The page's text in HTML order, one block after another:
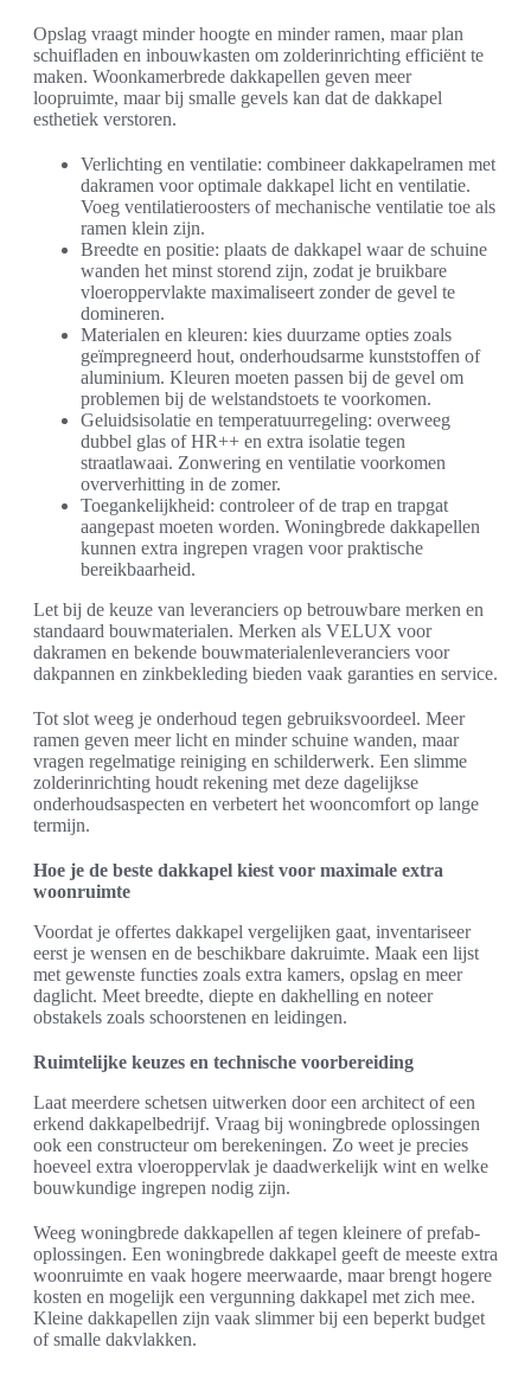
Opslag vraagt minder hoogte en minder ramen, maar plan
schuifladen en inbouwkasten om zolderinrichting efficiënt te
maken. Woonkamerbrede dakkapellen geven meer
loopruimte, maar bij smalle gevels kan dat de dakkapel
esthetiek verstoren.
Verlichting en ventilatie: combineer dakkapelramen met
dakramen voor optimale dakkapel licht en ventilatie.
Voeg ventilatieroosters of mechanische ventilatie toe als
ramen klein zijn.
Breedte en positie: plaats de dakkapel waar de schuine
wanden het minst storend zijn, zodat je bruikbare
vloeroppervlakte maximaliseert zonder de gevel te
domineren.
Materialen en kleuren: kies duurzame opties zoals
geïmpregneerd hout, onderhoudsarme kunststoffen of
aluminium. Kleuren moeten passen bij de gevel om
problemen bij de welstandstoets te voorkomen.
Geluidsisolatie en temperatuurregeling: overweeg
dubbel glas of HR++ en extra isolatie tegen
straatlawaai. Zonwering en ventilatie voorkomen
oververhitting in de zomer.
Toegankelijkheid: controleer of de trap en trapgat
aangepast moeten worden. Woningbrede dakkapellen
kunnen extra ingrepen vragen voor praktische
bereikbaarheid.
Let bij de keuze van leveranciers op betrouwbare merken en
standaard bouwmaterialen. Merken als VELUX voor
dakramen en bekende bouwmaterialenleveranciers voor
dakpannen en zinkbekleding bieden vaak garanties en service.
Tot slot weeg je onderhoud tegen gebruiksvoordeel. Meer
ramen geven meer licht en minder schuine wanden, maar
vragen regelmatige reiniging en schilderwerk. Een slimme
zolderinrichting houdt rekening met deze dagelijkse
onderhoudsaspecten en verbetert het wooncomfort op lange
termijn.
Hoe je de beste dakkapel kiest voor maximale extra
woonruimte
Voordat je offertes dakkapel vergelijken gaat, inventariseer
eerst je wensen en de beschikbare dakruimte. Maak een lijst
met gewenste functies zoals extra kamers, opslag en meer
daglicht. Meet breedte, diepte en dakhelling en noteer
obstakels zoals schoorstenen en leidingen.
Ruimtelijke keuzes en technische voorbereiding
Laat meerdere schetsen uitwerken door een architect of een
erkend dakkapelbedrijf. Vraag bij woningbrede oplossingen
ook een constructeur om berekeningen. Zo weet je precies
hoeveel extra vloeroppervlak je daadwerkelijk wint en welke
bouwkundige ingrepen nodig zijn.
Weeg woningbrede dakkapellen af tegen kleinere of prefab-
oplossingen. Een woningbrede dakkapel geeft de meeste extra
woonruimte en vaak hogere meerwaarde, maar brengt hogere
kosten en mogelijk een vergunning dakkapel met zich mee.
Kleine dakkapellen zijn vaak slimmer bij een beperkt budget
of smalle dakvlakken.